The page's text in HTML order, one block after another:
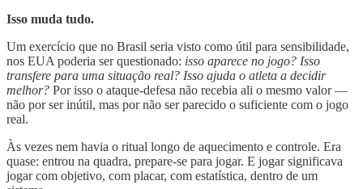
Isso muda tudo.
Um exercício que no Brasil seria visto como útil para sensibilidade,
nos EUA poderia ser questionado: isso aparece no jogo? Isso
transfere para uma situação real? Isso ajuda o atleta a decidir
melhor? Por isso o ataque-defesa não recebia ali o mesmo valor —
não por ser inútil, mas por não ser parecido o suficiente com o jogo
real.
Às vezes nem havia o ritual longo de aquecimento e controle. Era
quase: entrou na quadra, prepare-se para jogar. E jogar significava
jogar com objetivo, com placar, com estatística, dentro de um